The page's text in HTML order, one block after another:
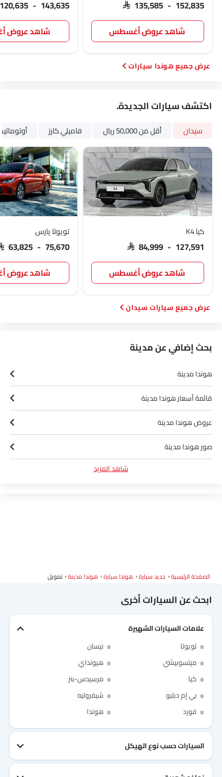
SAR 135,585 - 152,835
شاهد عروض أغسطس
120,635 - 143,635
شاهد عروض
هوندا سيارات
اكتشف سيارات الجديدة.
سيدان أقل من 50,000 ريال فاميلي كارز
كيا K4
SAR 84,999 - 127,591
شاهد عروض أغسطس
تويوتا يارس
63,825 - 75,670
شاهد عروض
سيارات سيدان
بحث إضافي عن مدينة
هوندا مدينة
قائمة أسعار هوندا مدينة
عروض هوندا مدينة
صور هوندا مدينة
شاهد المزيد
الصفحة الرئيسية جديد سيارة هوندا سيارة هوندا مدينة تمويل
ابحث عن السيارات أخرى
علامات السيارات الشهيرة
تويوتا
نيسان
ميتسوبيشي
هيونداي
كيا
مرسيدس-بنز
بي إم دبليو
شيفروليه
فورد
هوندا
السيارات حسب نوع الهيكل
I have read and agree to theشروط الاستخدامand سياسة
Link Your Google Account